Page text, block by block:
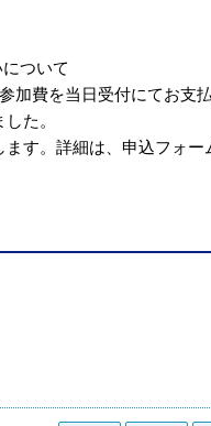
ついて
費を当日受付にてお支
た。
す。詳細は、申込フォー